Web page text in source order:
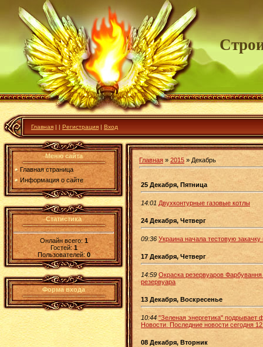
Главная | | Регистрация | Вход
Меню сайта
Главная страница
Информация о сайте
Статистика
Онлайн всего:1
Гостей:1
Пользователей: 0
Форма входа
Главная » 2015 » Декабрь
25 Декабря, Пятница
14:01 Двухконтурные газовые котлы
24 Декабря, Четверг
09:36 Украина начала тестовую
17 Декабря, Четверг
14:59 Окраска резервуаров
резервуара
13 Декабря, Воскресенье
10:44 "Зеленая энергетика" подрывает
Новости. Последние новости сегодня
08 Декабря, Вторник